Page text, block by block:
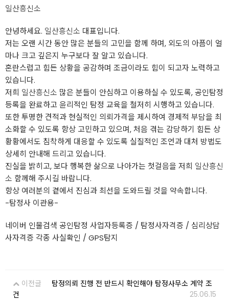
일산흥신소
안녕하세요. 일산흥신소 대표입니다.
저는 오랜 시간 동안 많은 분들의 고민을 함께 하며, 외도의 아픔이 얼
마나 크고 깊은지 누구보다 잘 알고 있습니다.
혼란스럽고 힘든 상황을 공감하며 조금이라도 힘이 되고자 노력하고
있습니다.
저희 일산흥신소 많은 분들이 안심하고 이용하실 수 있도록, 공인탐정
등록을 완료하고 윤리적인 탐정 교육을 철저히 시행하고 있습니다.
또한 투명한 견적과 현실적인 의뢰가격을 제시하여 경제적 부담을 최
소화할 수 있도록 항상 고민하고 있으며, 처음 겪는 감당하기 힘든 상
황황에서도 침착하게 대응할 수 있도록 실질적인 조언과 대처 방법도
상세히 안내해 드리고 있습니다.
진실을 밝히고, 보다 행복한 삶으로 나아가는 첫걸음을 저희 일산흥신
소 함께해 주시길 바랍니다.
항상 여러분의 곁에서 진심과 최선을 도와드릴 것을 약속합니다.
-탐정사 이관용-
네이버 인물검색 공인탐정 사업자등록증 / 탐정사자격증 / 심리상담
사자격증 각종 사실확인 / GPS탐지
이전글
탐정의뢰 진행 전 반드시 확인해야 탐정사무소 계약 조
건
25.06.15